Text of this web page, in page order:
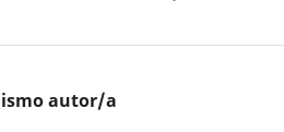
autor/a